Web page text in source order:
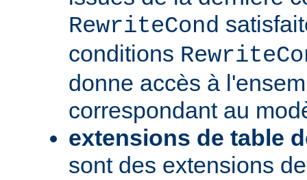
RewriteCond
conditions
donne accès à
correspondant au
extensions de table
sont des extensions